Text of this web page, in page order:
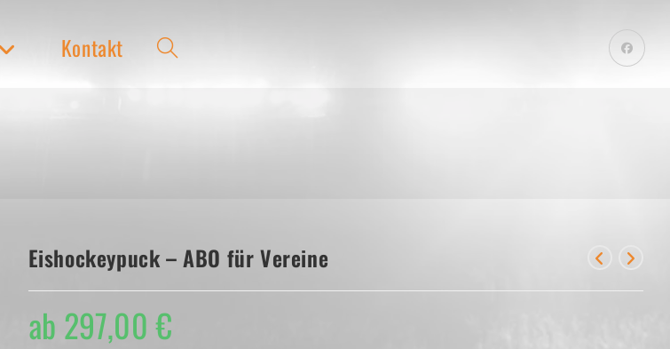
Kontakt Website-
Eishockeypuck – ABO für Vereine
ab 297,00€